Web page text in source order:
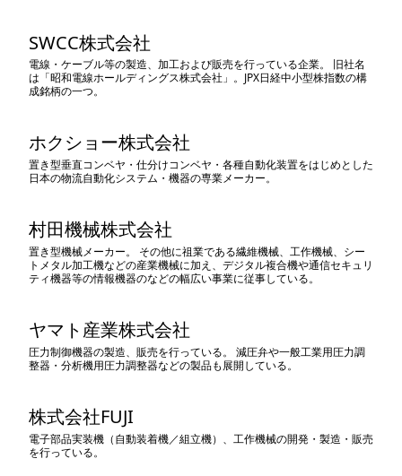
SWCC株式会社
電線・ケーブル等の製造、加工および販売を行っている企業。 旧社名
は「昭和電線ホールディングス株式会社」。JPX日経中小型株指数の構
成銘柄の一つ。
ホクショー株式会社
置き型垂直コンベヤ・仕分けコンベヤ・各種自動化装置をはじめとした
日本の物流自動化システム・機器の専業メーカー。
村田機械株式会社
置き型機械メーカー。 その他に祖業である繊維機械、工作機械、シー
トメタル加工機などの産業機械に加え、デジタル複合機や通信セキュリ
ティ機器等の情報機器のなどの幅広い事業に従事している。
ヤマト産業株式会社
圧力制御機器の製造、販売を行っている。 減圧弁や一般工業用圧力調
整器・分析機用圧力調整器などの製品も展開している。
株式会社FUJI
電子部品実装機（自動装着機／組立機）、工作機械の開発・製造・販売
を行っている。